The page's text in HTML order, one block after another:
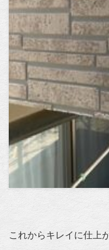
これからキレイに仕上